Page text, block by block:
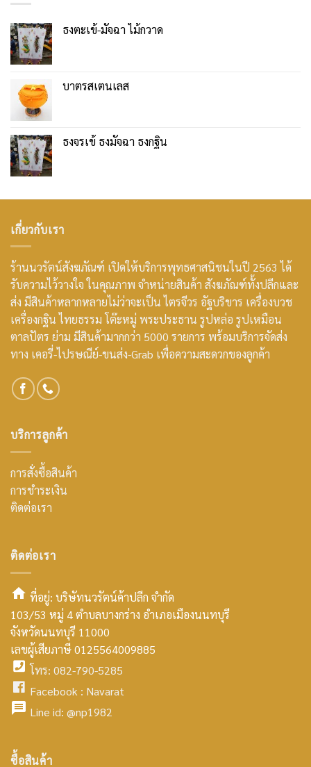
ธงตะเข้-มัจฉา ไม้กวาด
บาตรสเตนเลส
ธงจรเข้ ธงมัจฉา ธงกฐิน
เกี่ยวกับเรา
ร้านนวรัตน์สังฆภัณฑ์ เปิดให้บริการพุทธศาสนิชนในปี 2563 ได้
รับความไว้วางใจ ในคุณภาพ จำหน่ายสินค้า สังฆภัณฑ์ทั้งปลีกและ
ส่ง มีสินค้าหลากหลายไม่ว่าจะเป็น ไตรจีวร อัฐบริขาร เครื่องบวช
เครื่องกฐิน ไทยธรรม โต๊ะหมู่ พระประธาน รูปหล่อ รูปเหมือน
ตาลปัตร ย่าม มีสินค้ามากกว่า 5000 รายการ พร้อมบริการจัดส่ง
ทาง เคอรี่-ไปรษณีย์-ขนส่ง-Grab เพื่อความสะดวกของลูกค้า
บริการลูกค้า
การสั่งซื้อสินค้า
การชำระเงิน
ติดต่อเรา
ติดต่อเรา
smt2
home
icon
ที่อยู่: บริษัทนวรัตน์ค้าปลีก จำกัด
103/53 หมู่ 4 ตำบลบางกร่าง อำเภอเมืองนนทบุรี
จังหวัดนนทบุรี 11000
เลขผู้เสียภาษี 0125564009885
facebook
icon
โทร: 082-790-5285
facebook
Facebook : Navarat
Line id: @np1982
ซื้อสินค้า